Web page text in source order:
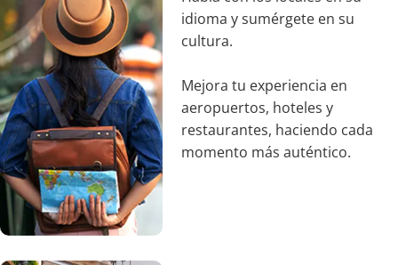
idioma y sumérgete en su
cultura.
Mejora tu experiencia en
aeropuertos, hoteles y
restaurantes, haciendo cada
momento más auténtico.